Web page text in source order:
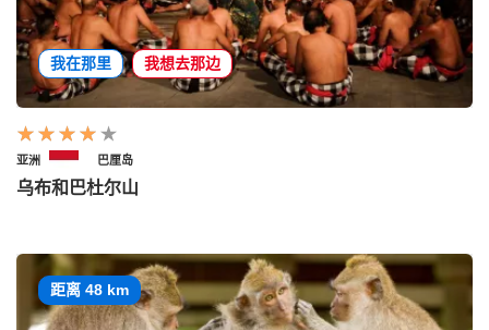
我在那里 我想去那边
亚洲 巴厘岛
乌布和巴杜尔山
距离 48 km